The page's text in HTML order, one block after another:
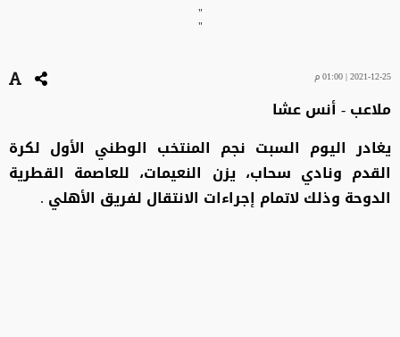
"
"
2021-12-25 | 01:00 م
ملاعب - أنس عشا
يغادر اليوم السبت نجم المنتخب الوطني الأول لكرة
القدم ونادي سحاب، يزن النعيمات، للعاصمة القطرية
الدوحة وذلك لاتمام إجراءات الانتقال لفريق الأهلي .